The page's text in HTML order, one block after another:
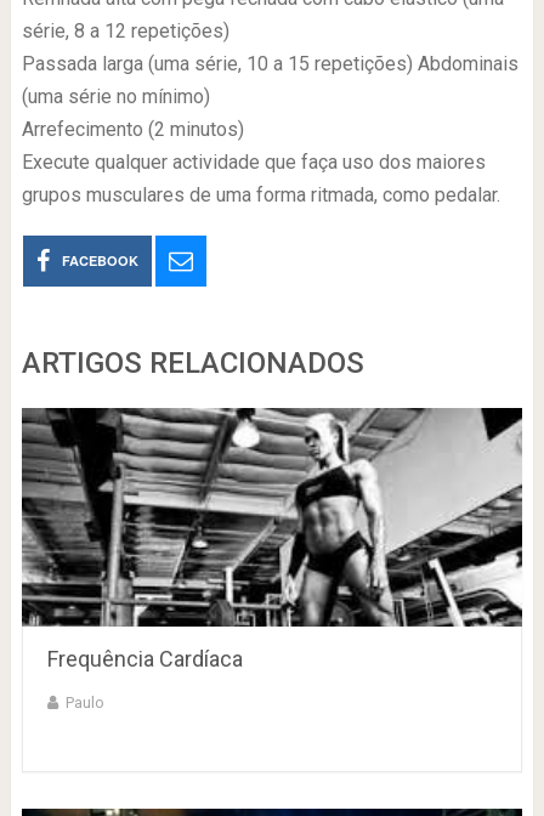
série, 8 a 12 repetições)
Passada larga (uma série, 10 a 15 repetições) Abdominais
(uma série no mínimo)
Arrefecimento (2 minutos)
Execute qualquer actividade que faça uso dos maiores
grupos musculares de uma forma ritmada, como pedalar.
FACEBOOK
ARTIGOS RELACIONADOS
Frequência Cardíaca
Paulo